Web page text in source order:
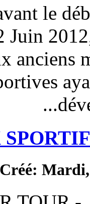
du
clubs,